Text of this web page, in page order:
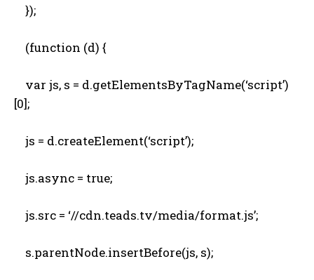
});
(function (d) {
var js, s = d.getElementsByTagName(‘script’)
[0];
js = d.createElement(‘script’);
js.async = true;
js.src = ‘//cdn.teads.tv/media/format.js’;
s.parentNode.insertBefore(js, s);